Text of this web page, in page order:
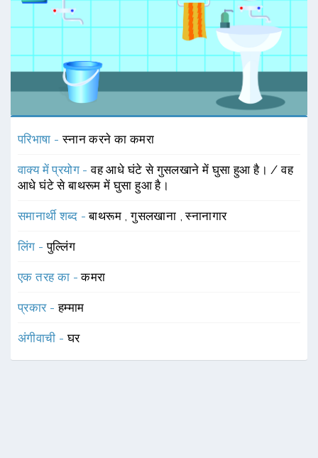
परिभाषा -स्नान करने का कमरा
वाक्य में प्रयोग -वह आधे घंटे से गुसलखाने में घुसा हुआ है। / वह
आधे घंटे से बाथरूम में घुसा हुआ है।
समानार्थी शब्द -बाथरूम ,गुसलखाना ,स्नानागार
लिंग -पुल्लिंग
एक तरह का -कमरा
प्रकार -हम्माम
अंगीवाची -घर